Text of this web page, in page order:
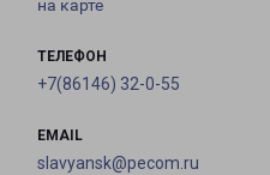
на карте
ТЕЛЕФОН
+7(86146) 32-0-55
EMAIL
slavyansk@pecom.ru